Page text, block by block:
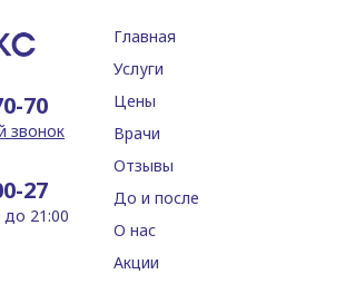
70
звонок
27
21:00
Главная
Услуги
Цены
Врачи
Отзывы
До и после
О нас
Акции